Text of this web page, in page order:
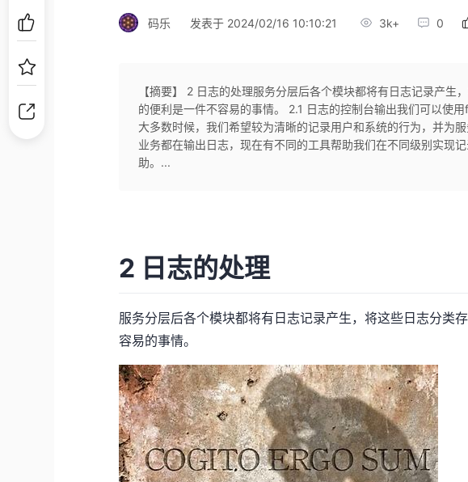
码乐 发表于 2024/02/16 10:10:21 3k+ 0
【摘要】 2 日志的处理服务分层后各个模块都将有日志记录产生
的便利是一件不容易的事情。 2.1 日志的控制台输出我们可以使
大多数时候，我们希望较为清晰的记录用户和系统的行为，并为
业务都在输出日志，现在有不同的工具帮助我们在不同级别实现
助。...
2 日志的处理
服务分层后各个模块都将有日志记录产生，将这些日志分类
容易的事情。